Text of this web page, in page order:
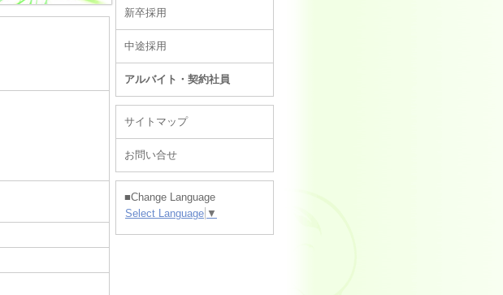
新卒採用
中途採用
アルバイト・契約社員
サイトマップ
お問い合せ
■Change Language
Select Language ▼